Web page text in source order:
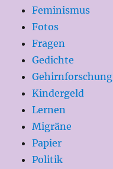
Feminismus
Fotos
Fragen
Gedichte
Gehirnforschung
Kindergeld
Lernen
Migräne
Papier
Politik